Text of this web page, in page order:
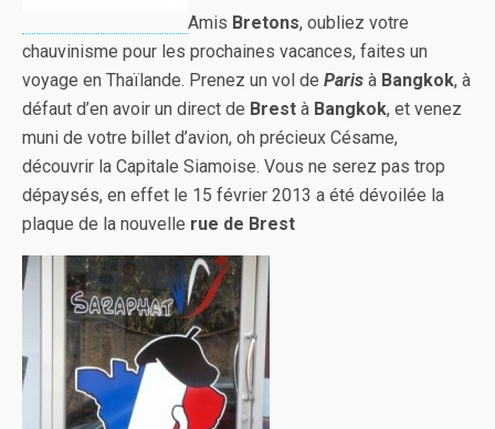
Amis Bretons, oubliez votre
chauvinisme pour les prochaines vacances, faites un
voyage en Thaïlande. Prenez un vol de Paris à Bangkok, à
défaut d’en avoir un direct de Brest à Bangkok, et venez
muni de votre billet d’avion, oh précieux Césame,
découvrir la Capitale Siamoise. Vous ne serez pas trop
dépaysés, en effet le 15 février 2013 a été dévoilée la
plaque de la nouvelle rue de Brest